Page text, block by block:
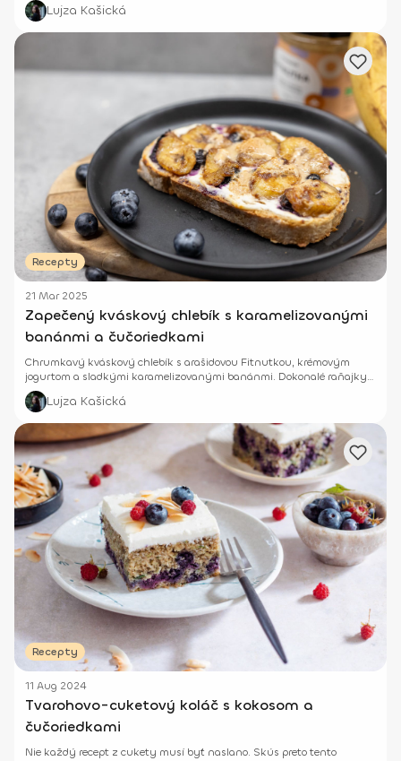
Lujza Kašická
Recepty
21 Mar 2025
Zapečený kváskový chlebík s karamelizovanými
banánmi a čučoriedkami
Chrumkavý kváskový chlebík s arašidovou Fitnutkou, krémovým
jogurtom a sladkými karamelizovanými banánmi. Dokonalé raňajky
plné chutí!
Lujza Kašická
Recepty
11 Aug 2024
Tvarohovo-cuketový koláč s kokosom a
čučoriedkami
Nie každý recept z cukety musí byť naslano. Skús preto tento